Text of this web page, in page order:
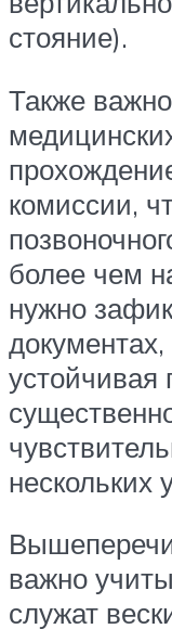
стояние).
Также
комиссии,
более чем
нужно
устойчивая
нескольких
важно
служат